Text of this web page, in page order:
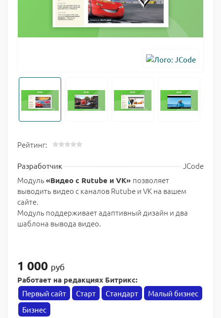
Рейтинг:
Разработчик
JCode
Модуль«Видео с Rutube и VK» позволяет
выводить видео с каналов Rutube и VK на вашем
сайте.
Модуль поддерживает адаптивный дизайн и два
шаблона вывода видео.
1 000 руб
Работает на редакциях Битрикс:
Первый сайт Старт Стандарт
Малый бизнес
Бизнес